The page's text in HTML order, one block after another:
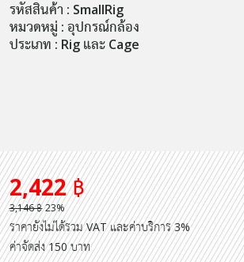
รหัสสินค้า : SmallRig
หมวดหมู่ : อุปกรณ์กล้อง
ประเภท : Rig และ Cage
2,422 ฿
3,146 ฿23%
ราคายังไม่ได้รวม VAT และค่าบริการ 3%
ค่าจัดส่ง 150 บาท